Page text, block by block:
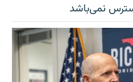
نمی‌باشد